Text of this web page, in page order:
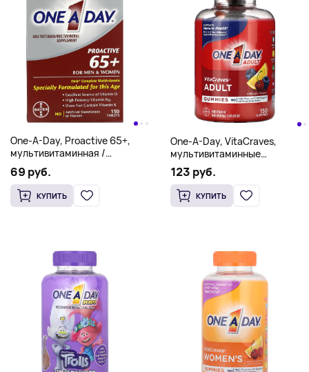
One-A-Day, Proactive 65+,
мультивитаминная /
мультиминеральная
добавка, для мужчин и
женщин, 150 таблеток
69 руб.
КУПИТЬ
One-A-Day, VitaCraves,
мультивитаминные
жевательные мармеладки
для взрослых, 150
жевательных таблеток
123 руб.
КУПИТЬ